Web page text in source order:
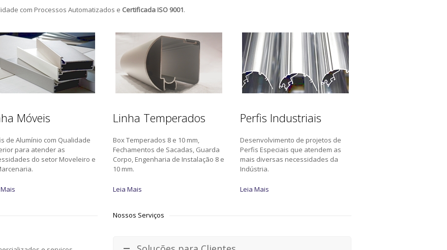
com Processos Automatizados e Certificada ISO 9001.
Móveis
de Alumínio com Qualidade
para atender as
do setor Moveleiro e
Linha Temperados
Box Temperados 8 e 10 mm,
Fechamentos de Sacadas, Guarda
Corpo, Engenharia de Instalação 8 e
10 mm.
Leia Mais
Perfis Industriais
Desenvolvimento de projetos de
Perfis Especiais que atendem as
mais diversas necessidades da
Indústria.
Leia Mais
Nossos Serviços